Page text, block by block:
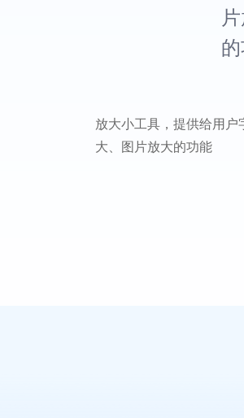
放大小工具，提供给用户
大、图片放大的功能